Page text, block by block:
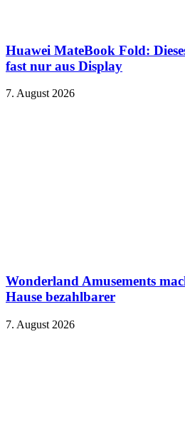
Huawei MateBook Fold:
fast nur aus Display
7. August 2026
Wonderland Amusements
Hause bezahlbarer
7. August 2026